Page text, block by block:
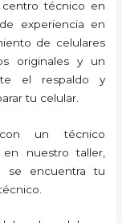
centro técnico en
experiencia en
de celulares
originales y un
el respaldo y
tu celular.
un técnico
nuestro taller,
se encuentra tu